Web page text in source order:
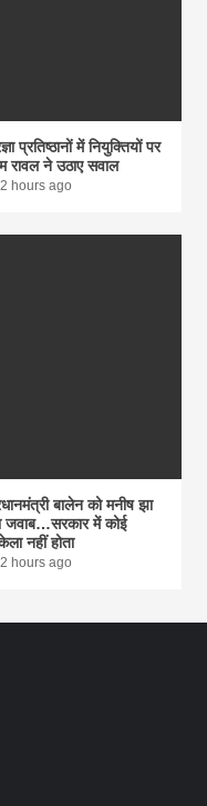
प्रतिष्ठानों में नियुक्तियों पर
रावल ने उठाए सवाल
2 hours ago
बालेन को मनीष झा
जवाब…सरकार में कोई
नहीं होता
2 hours ago